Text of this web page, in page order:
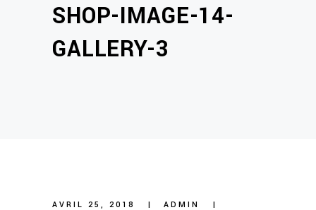
SHOP-IMAGE-14-
GALLERY-3
AVRIL 25, 2018 ADMIN